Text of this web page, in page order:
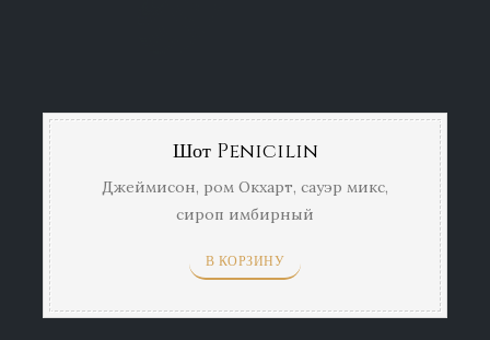
Шот Penicilin
Джеймисон, ром Окхарт, сауэр микс,
сироп имбирный
В КОРЗИНУ